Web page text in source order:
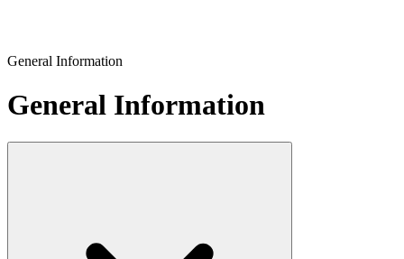
General Information
General Information